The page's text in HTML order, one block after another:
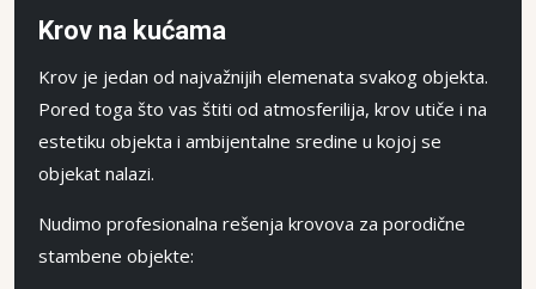
Krov na kućama
Krov je jedan od najvažnijih elemenata svakog objekta.
Pored toga što vas štiti od atmosferilija, krov utiče i na
estetiku objekta i ambijentalne sredine u kojoj se
objekat nalazi.
Nudimo profesionalna rešenja krovova za porodične
stambene objekte: